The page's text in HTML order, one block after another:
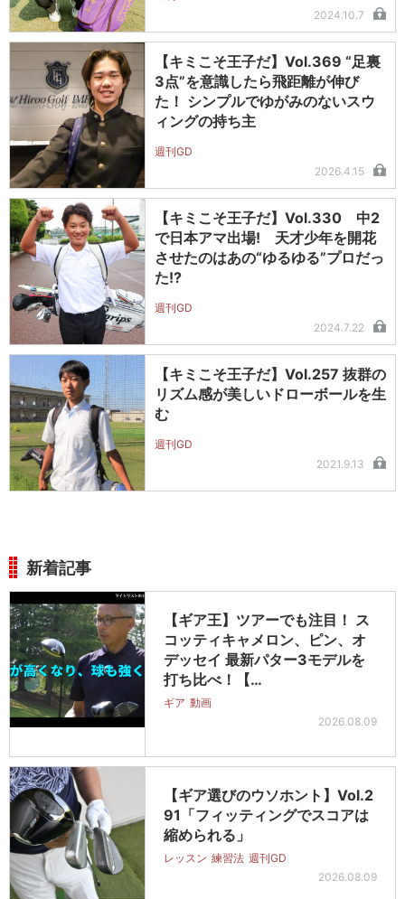
2024.10.7
【キミこそ王子だ】Vol.369 “足裏
3点”を意識したら飛距離が伸び
た！ シンプルでゆがみのないスウ
ィングの持ち主
週刊GD
2026.4.15
【キミこそ王子だ】Vol.330 中2
で日本アマ出場! 天才少年を開花
させたのはあの“ゆるゆる”プロだっ
た!?
週刊GD
2024.7.22
【キミこそ王子だ】Vol.257 抜群の
リズム感が美しいドローボールを生
む
週刊GD
2021.9.13
新着記事
【ギア王】ツアーでも注目！ ス
コッティキャメロン、ピン、オ
デッセイ 最新パター3モデルを
打ち比べ！【…
ギア 動画
2026.08.09
【ギア選びのウソホント】Vol.2
91「フィッティングでスコアは
縮められる」
レッスン 練習法 週刊GD
2026.08.09